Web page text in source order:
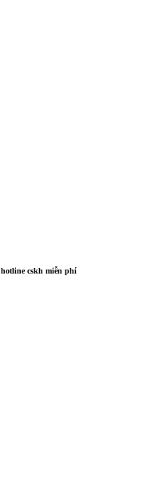
hotline cskh miễn phí